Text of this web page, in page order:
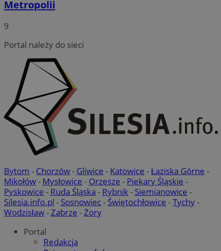
Metropolii
9
Portal należy do sieci
Bytom - Chorzów- Gliwice - Katowice -Łaziska Górne -
Mikołów- Mysłowice - Orzesze - Piekary Śląskie -
Pyskowice - Ruda Śląska - Rybnik- Siemianowice -
Silesia.info.pl - Sosnowiec- Świętochłowice -Tychy-
Wodzisław-Zabrze -Żory
Portal
Redakcja